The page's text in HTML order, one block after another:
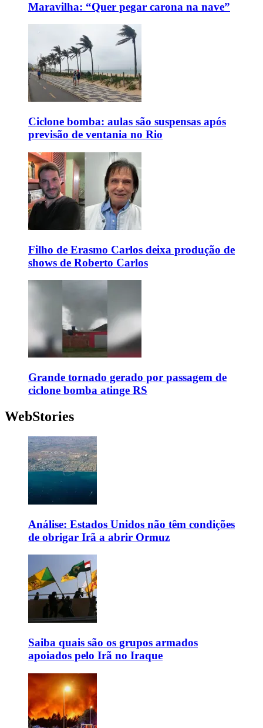
Maravilha: “Quer pegar carona na nave”
Ciclone bomba: aulas são suspensas após
previsão de ventania no Rio
Filho de Erasmo Carlos deixa produção de
shows de Roberto Carlos
Grande tornado gerado por passagem de
ciclone bomba atinge RS
WebStories
Análise: Estados Unidos não têm condições
de obrigar Irã a abrir Ormuz
Saiba quais são os grupos armados
apoiados pelo Irã no Iraque